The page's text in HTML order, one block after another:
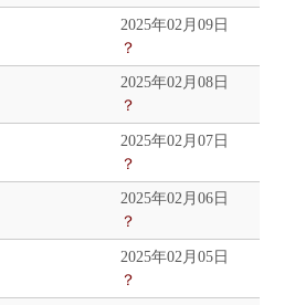
2025年02月09日
？
2025年02月08日
？
2025年02月07日
？
2025年02月06日
？
2025年02月05日
？